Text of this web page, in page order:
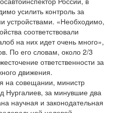
усилить контроль за
устройствами. «Необходимо,
соответствовали
на них идет очень много»,
По его словам, около 2/3
ответственности за
движения.
на совещании, министр
Нургалиев, за минувшие два
научная и законодательная